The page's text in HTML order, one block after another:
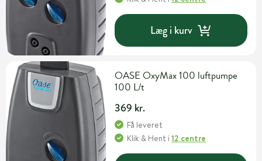
Læg i kurv
OASE OxyMax 100 luftpumpe
100 L/t
369 kr.
Få leveret
Klik & Hent i12 centre